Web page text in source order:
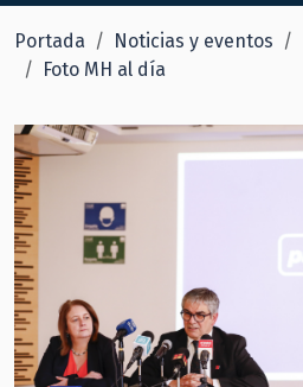
Portada Noticias y eventos
Foto MH al día